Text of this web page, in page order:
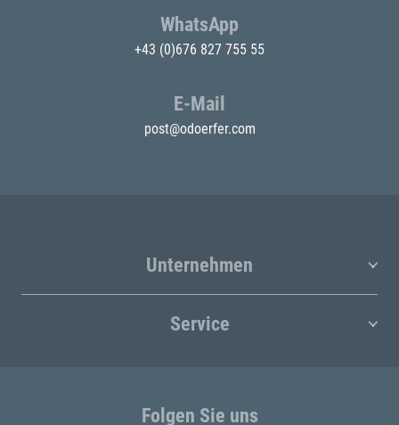
WhatsApp
+43 (0)676 827 755 55
E-Mail
post@odoerfer.com
Unternehmen
Service
Folgen Sie uns